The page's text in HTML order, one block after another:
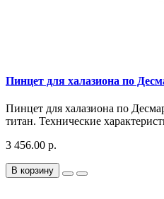
Пинцет для халазиона по
Пинцет для халазиона по
титан. Технические
3 456.00 р.
В корзину